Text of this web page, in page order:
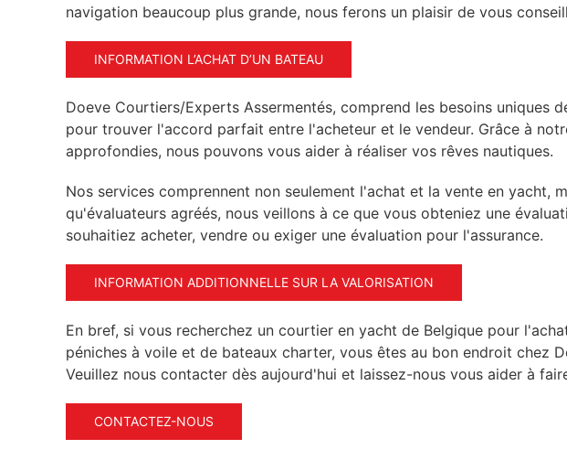
navigation beaucoup plus grande, nous ferons un plaisir de vous
INFORMATION L’ACHAT D’UN BATEAU
Doeve Courtiers/Experts Assermentés, comprend les besoins uniques
pour trouver l'accord parfait entre l'acheteur et le vendeur. Grâce à
approfondies, nous pouvons vous aider à réaliser vos rêves nautiques.
Nos services comprennent non seulement l'achat et la vente en yacht,
qu'évaluateurs agréés, nous veillons à ce que vous obteniez une
souhaitiez acheter, vendre ou exiger une évaluation pour l'assurance.
INFORMATION ADDITIONNELLE SUR LA VALORISATION
En bref, si vous recherchez un courtier en yacht de Belgique pour
péniches à voile et de bateaux charter, vous êtes au bon endroit chez
Veuillez nous contacter dès aujourd'hui et laissez-nous vous aider à
CONTACTEZ-NOUS